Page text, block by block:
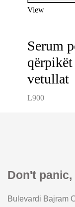
View
Serum
vetullat
L900
Don't
Bulevardi Bajram